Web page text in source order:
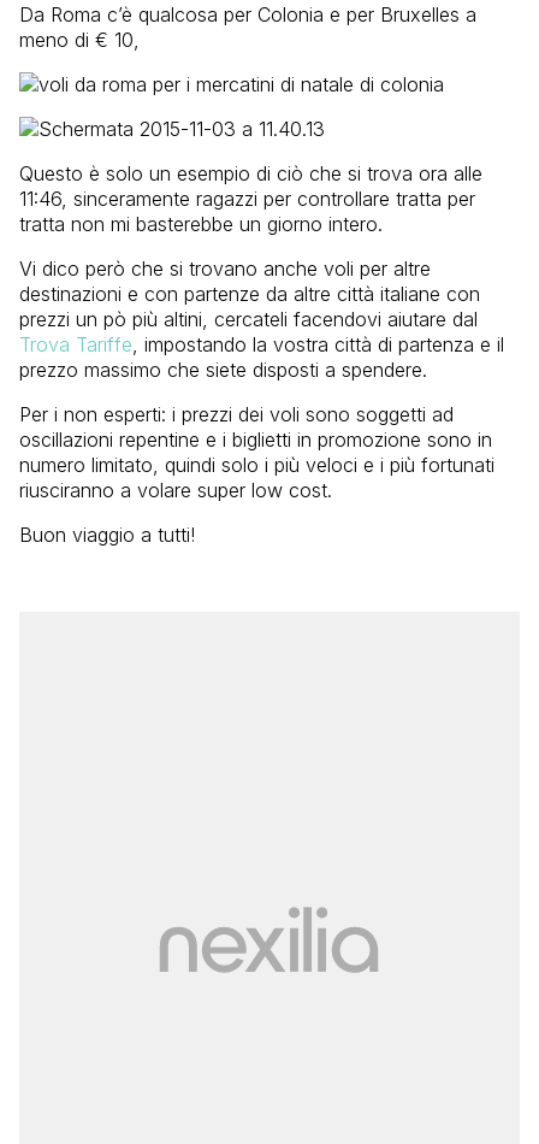
Da Roma c’è qualcosa per Colonia e per Bruxelles a
meno di € 10,
Questo è solo un esempio di ciò che si trova ora alle
11:46, sinceramente ragazzi per controllare tratta per
tratta non mi basterebbe un giorno intero.
Vi dico però che si trovano anche voli per altre
destinazioni e con partenze da altre città italiane con
prezzi un pò più altini, cercateli facendovi aiutare dal
Trova Tariffe , impostando la vostra città di partenza e il
prezzo massimo che siete disposti a spendere.
Per i non esperti: i prezzi dei voli sono soggetti ad
oscillazioni repentine e i biglietti in promozione sono in
numero limitato, quindi solo i più veloci e i più fortunati
riusciranno a volare super low cost.
Buon viaggio a tutti!